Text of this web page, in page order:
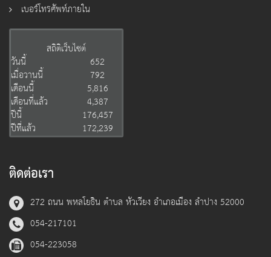
เบอร์โทรศัพท์ภายใน
สถิติเว็บไซต์
วันนี้
652
เมื่อวานนี้
792
เดือนนี้
5,816
เดือนที่แล้ว
4,387
ปีนี้
176,457
ปีที่แล้ว
172,239
ติดต่อเรา
272 ถนน พหลโยธิน ตำบล หัวเวียง อำเภอเมือง ลำปาง 52000
054-217101
054-223058